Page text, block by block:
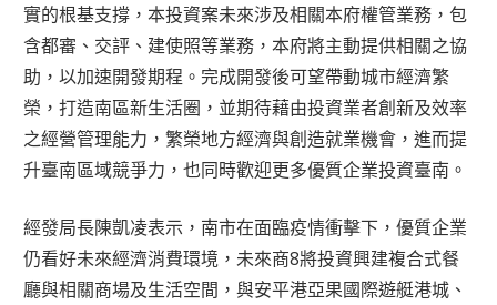
實的根基支撐，本投資案未來涉及相關本府權管業務，包
含都審、交評、建使照等業務，本府將主動提供相關之協
助，以加速開發期程。完成開發後可望帶動城市經濟繁
榮，打造南區新生活圈，並期待藉由投資業者創新及效率
之經營管理能力，繁榮地方經濟與創造就業機會，進而提
升臺南區域競爭力，也同時歡迎更多優質企業投資臺南。
經發局長陳凱凌表示，南市在面臨疫情衝擊下，優質企業
仍看好未來經濟消費環境，未來商8將投資興建複合式餐
廳與相關商場及生活空間，與安平港亞果國際遊艇港城、